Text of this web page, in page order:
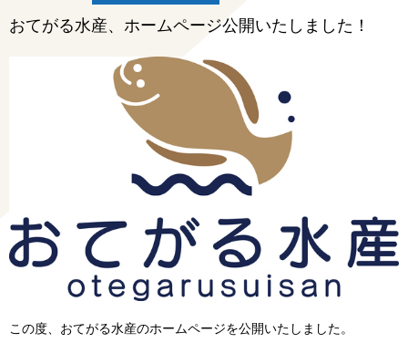
おてがる水産、ホームページ公開いたしました！
この度、おてがる水産のホームページを公開いたしました。